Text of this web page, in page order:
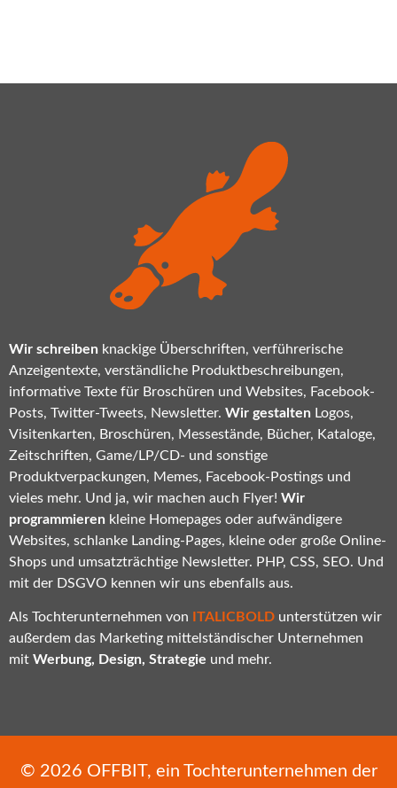
Wir schreiben knackige Überschriften, verführerische
Anzeigentexte, verständliche Produktbeschreibungen,
informative Texte für Broschüren und Websites, Facebook-
Posts, Twitter-Tweets, Newsletter. Wir gestalten Logos,
Visitenkarten, Broschüren, Messestände, Bücher, Kataloge,
Zeitschriften, Game/LP/CD- und sonstige
Produktverpackungen, Memes, Facebook-Postings und
vieles mehr. Und ja, wir machen auch Flyer! Wir
programmieren kleine Homepages oder aufwändigere
Websites, schlanke Landing-Pages, kleine oder große Online-
Shops und umsatzträchtige Newsletter. PHP, CSS, SEO. Und
mit der DSGVO kennen wir uns ebenfalls aus.
Als Tochterunternehmen von ITALICBOLD unterstützen wir
außerdem das Marketing mittelständischer Unternehmen
mit Werbung, Design, Strategie und mehr.
© 2026 OFFBIT, ein Tochterunternehmen der